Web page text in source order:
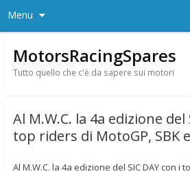
Menu
MotorsRacingSpares
Tutto quello che c'è da sapere sui motori
Al M.W.C. la 4a edizione del
top riders di MotoGP, SBK
Al M.W.C. la 4a edizione del SIC DAY con i